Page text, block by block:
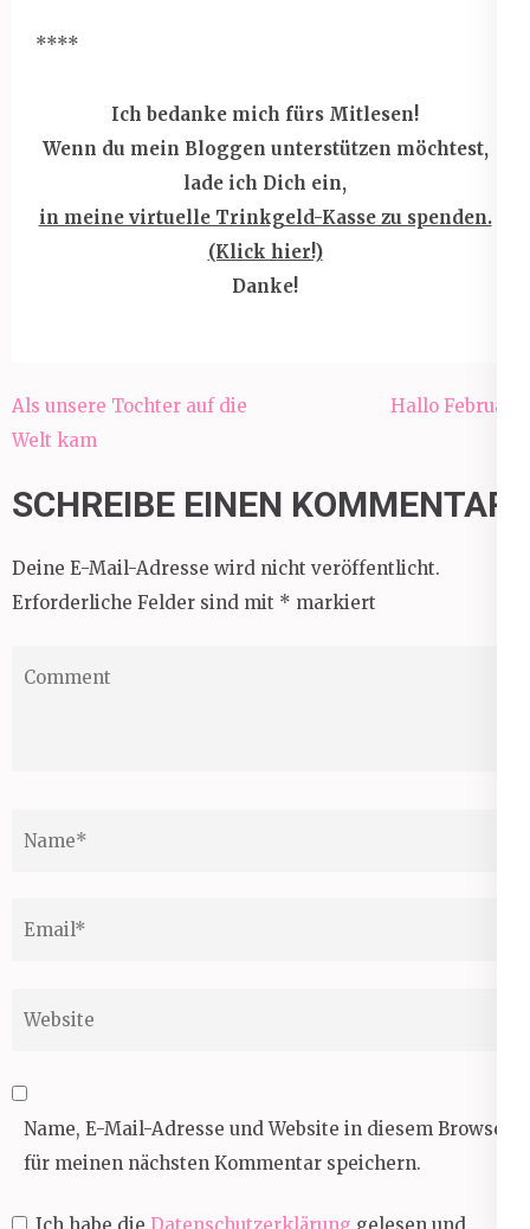
****
Ich bedanke mich fürs Mitlesen!
Wenn du mein Bloggen unterstützen möchtest,
lade ich Dich ein,
in meine virtuelle Trinkgeld-Kasse zu spenden.
(Klick hier!)
Danke!
Beitragsnavigation
Als unsere Tochter auf die
Welt kam
Hallo Februar!
SCHREIBE EINEN KOMMENTAR
Deine E-Mail-Adresse wird nicht veröffentlicht.
Erforderliche Felder sind mit * markiert
Name, E-Mail-Adresse und Website in diesem Browser
für meinen nächsten Kommentar speichern.
Ich habe die Datenschutzerklärung gelesen und